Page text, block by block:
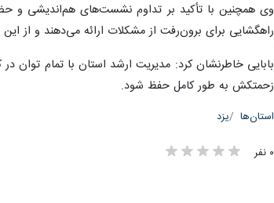
وی همچنین با تأکید بر تداوم نشست‌های هم‌اندیشی و
راهگشایی برای برون‌رفت از مشکلات ارائه می‌دهند و از
بابایی خاطرنشان کرد: مدیریت ارشد استان با تمام توان
زحمتکش به طور کامل حفظ شود.
استان‌ها یزد
۰ نفر